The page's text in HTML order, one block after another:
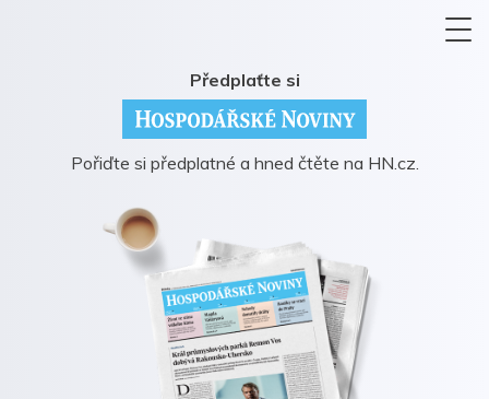
Předplaťte si
Pořiďte si předplatné a hned čtěte na HN.cz.